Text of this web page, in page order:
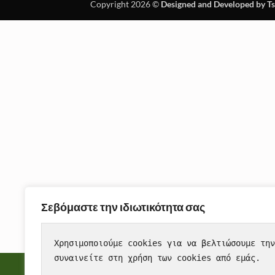
Σεβόμαστε την ιδιωτικότητα σας
Χρησιμοποιούμε cookies για να βελτιώσουμε
συναινείτε στη χρήση των cookies από εμάς.
Copyright 2026 © Designed and Developed by